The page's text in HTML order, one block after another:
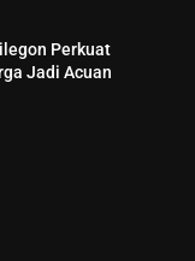
Perkuat
Jadi Acuan